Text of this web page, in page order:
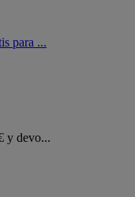
para ...
y devo...